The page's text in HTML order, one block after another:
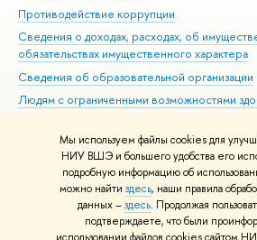
Мы используем файлы cookies для
НИУ ВШЭ и большего удобства его
подробную информацию об
можно найти здесь, наши правила
данных –здесь. Продолжая
подтверждаете, что были
Противодействие коррупции
Сведения о доходах, расходах, об
обязательствах имущественного характера
Сведения об образовательной организации
Людям с ограниченными возможностями
Работа в Вышке